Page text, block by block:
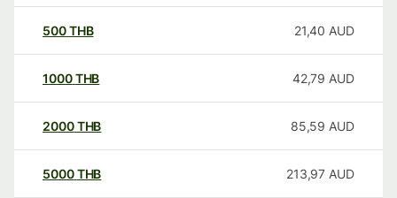
500THB 21,40 AUD
1000THB 42,79 AUD
2000THB 85,59 AUD
5000THB 213,97 AUD